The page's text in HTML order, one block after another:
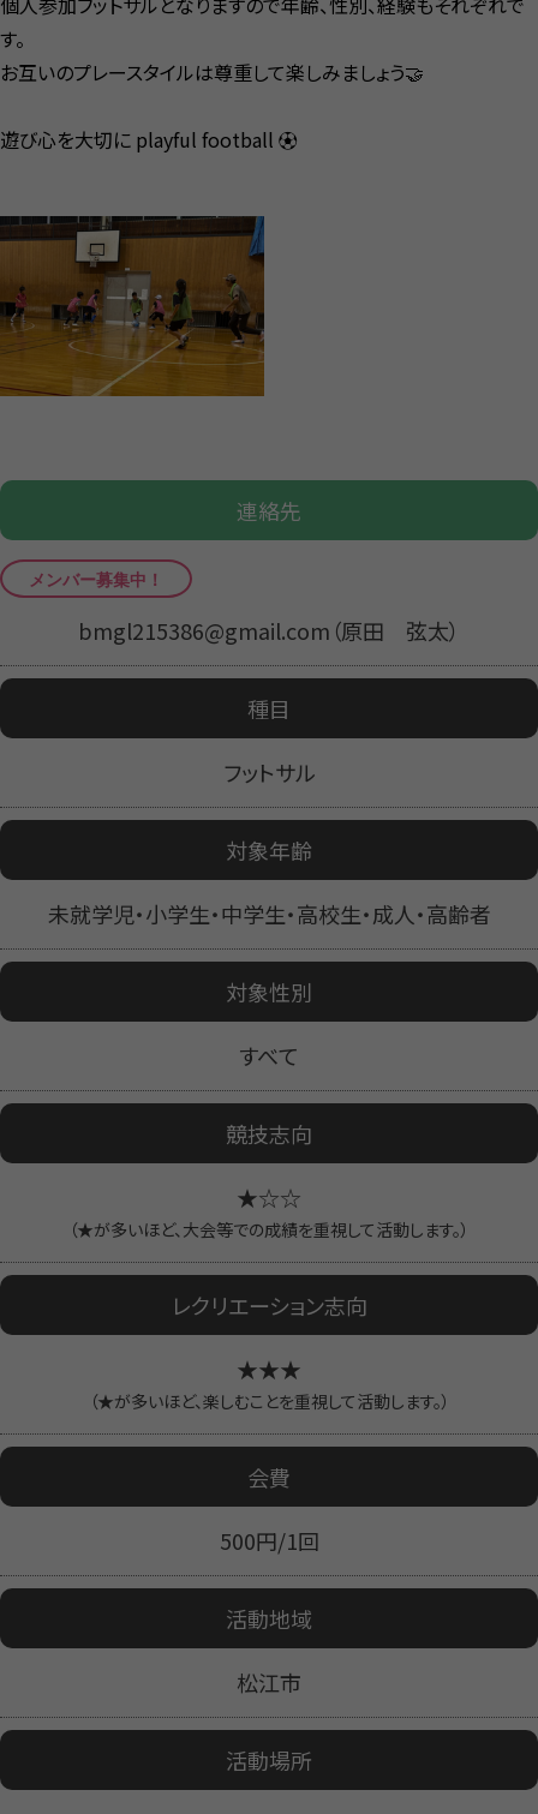
す。
お互いのプレースタイルは尊重して楽しみましょう🤝
遊び心を大切に playful football ⚽
連絡先
bmgl215386@gmail.com（原田 弦太）
種目
フットサル
対象年齢
未就学児・小学生・中学生・高校生・成人・高齢者
対象性別
すべて
競技志向
★☆☆
（★が多いほど、大会等での成績を重視して活動します。）
レクリエーション志向
★★★
（★が多いほど、楽しむことを重視して活動します。）
会費
500円/1回
活動地域
松江市
活動場所